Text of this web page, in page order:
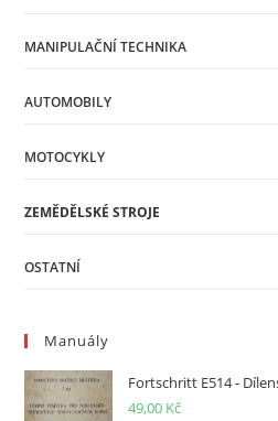
MANIPULAČNÍ TECHNIKA
AUTOMOBILY
MOTOCYKLY
ZEMĚDĚLSKÉ STROJE
OSTATNÍ
Manuály
Fortschritt E514 -
49,00 Kč